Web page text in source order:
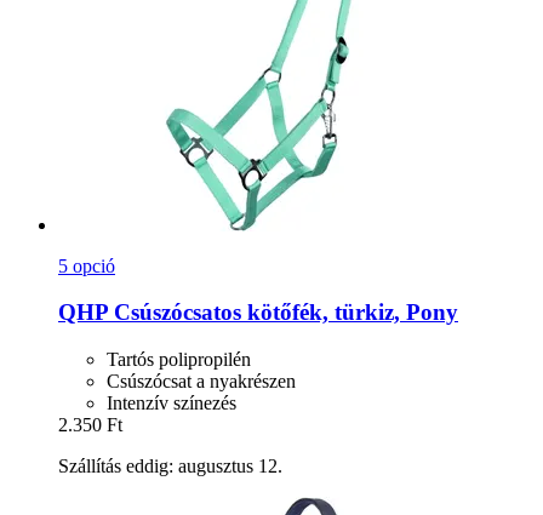
5 opció
QHP Csúszócsatos kötőfék, türkiz, Pony
Tartós polipropilén
Csúszócsat a nyakrészen
Intenzív színezés
2.350 Ft
Szállítás eddig: augusztus 12.